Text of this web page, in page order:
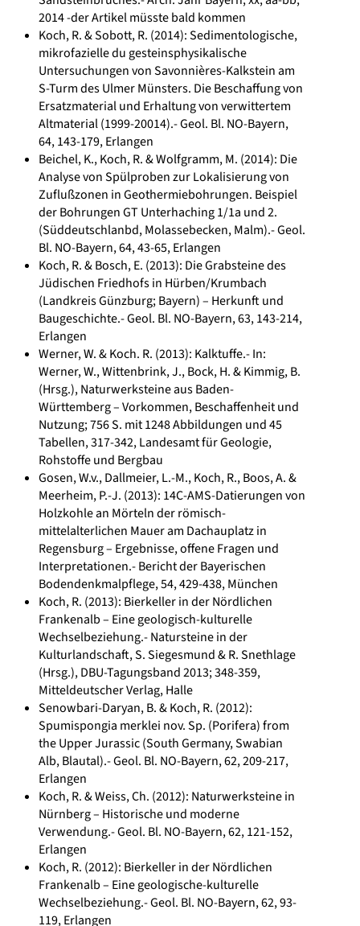
2014 -der Artikel müsste bald kommen
Koch, R. & Sobott, R. (2014): Sedimentologische,
mikrofazielle du gesteinsphysikalische
Untersuchungen von Savonnières-Kalkstein am
S-Turm des Ulmer Münsters. Die Beschaffung von
Ersatzmaterial und Erhaltung von verwittertem
Altmaterial (1999-20014).- Geol. Bl. NO-Bayern,
64, 143-179, Erlangen
Beichel, K., Koch, R. & Wolfgramm, M. (2014): Die
Analyse von Spülproben zur Lokalisierung von
Zuflußzonen in Geothermiebohrungen. Beispiel
der Bohrungen GT Unterhaching 1/1a und 2.
(Süddeutschlanbd, Molassebecken, Malm).- Geol.
Bl. NO-Bayern, 64, 43-65, Erlangen
Koch, R. & Bosch, E. (2013): Die Grabsteine des
Jüdischen Friedhofs in Hürben/Krumbach
(Landkreis Günzburg; Bayern) – Herkunft und
Baugeschichte.- Geol. Bl. NO-Bayern, 63, 143-214,
Erlangen
Werner, W. & Koch. R. (2013): Kalktuffe.- In:
Werner, W., Wittenbrink, J., Bock, H. & Kimmig, B.
(Hrsg.), Naturwerksteine aus Baden-
Württemberg – Vorkommen, Beschaffenheit und
Nutzung; 756 S. mit 1248 Abbildungen und 45
Tabellen, 317-342, Landesamt für Geologie,
Rohstoffe und Bergbau
Gosen, W.v., Dallmeier, L.-M., Koch, R., Boos, A. &
Meerheim, P.-J. (2013): 14C-AMS-Datierungen von
Holzkohle an Mörteln der römisch-
mittelalterlichen Mauer am Dachauplatz in
Regensburg – Ergebnisse, offene Fragen und
Interpretationen.- Bericht der Bayerischen
Bodendenkmalpflege, 54, 429-438, München
Koch, R. (2013): Bierkeller in der Nördlichen
Frankenalb – Eine geologisch-kulturelle
Wechselbeziehung.- Natursteine in der
Kulturlandschaft, S. Siegesmund & R. Snethlage
(Hrsg.), DBU-Tagungsband 2013; 348-359,
Mitteldeutscher Verlag, Halle
Senowbari-Daryan, B. & Koch, R. (2012):
Spumispongia merklei nov. Sp. (Porifera) from
the Upper Jurassic (South Germany, Swabian
Alb, Blautal).- Geol. Bl. NO-Bayern, 62, 209-217,
Erlangen
Koch, R. & Weiss, Ch. (2012): Naturwerksteine in
Nürnberg – Historische und moderne
Verwendung.- Geol. Bl. NO-Bayern, 62, 121-152,
Erlangen
Koch, R. (2012): Bierkeller in der Nördlichen
Frankenalb – Eine geologische-kulturelle
Wechselbeziehung.- Geol. Bl. NO-Bayern, 62, 93-
119, Erlangen